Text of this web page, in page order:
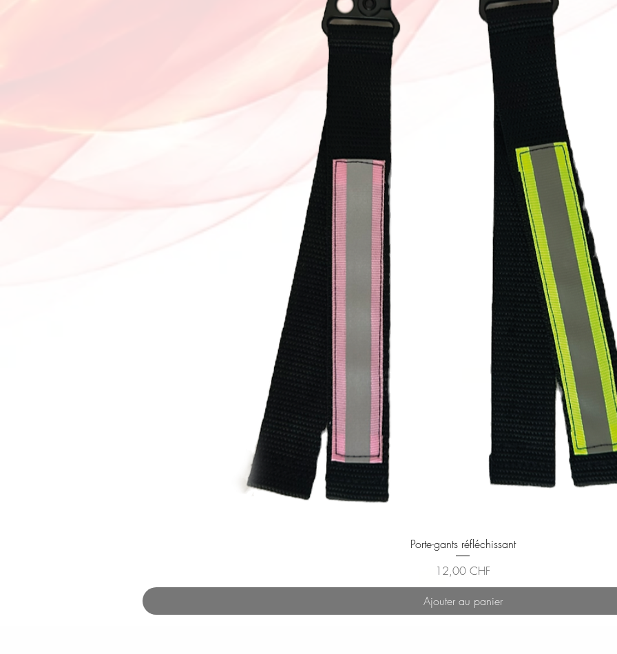
Aperçu rapide
Porte-gants réfléchissant
Prix
12,00 CHF
Ajouter au panier